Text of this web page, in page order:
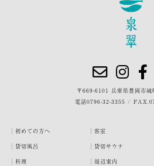
〒669-6101 兵庫県豊岡市城
電話0796-32-3355 /
初めての方へ 客室
貸切風呂
貸切サウナ
料理
周辺案内